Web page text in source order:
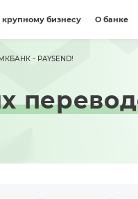
бизнесу О банке
- PAYSEND!